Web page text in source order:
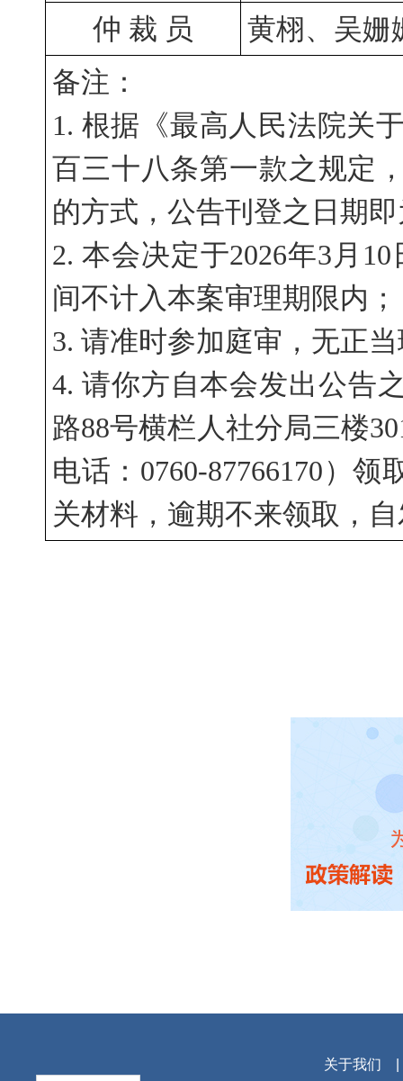
仲 裁 员
黄栩、吴姗
备注：
1. 根据《最高人民法院关
百三十八条第一款之规定
的方式，公告刊登之日期
2. 本会决定于2026年3月
间不计入本案审理期限内；
3. 请准时参加庭审，无正
4. 请你方自本会发出公告
路88号横栏人社分局三楼
电话：0760-87766170）
关材料，逾期不来领取，
关于我们